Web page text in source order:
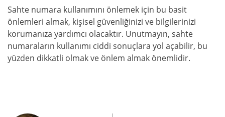
Sahte numara kullanımını önlemek için bu basit
önlemleri almak, kişisel güvenliğinizi ve bilgilerinizi
korumanıza yardımcı olacaktır. Unutmayın, sahte
numaraların kullanımı ciddi sonuçlara yol açabilir, bu
yüzden dikkatli olmak ve önlem almak önemlidir.